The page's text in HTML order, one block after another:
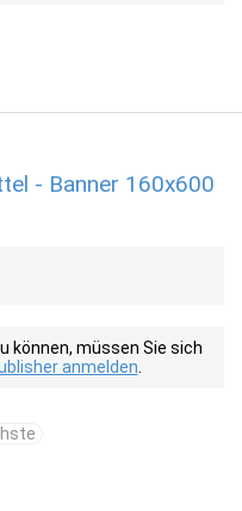
- Banner 160x600
können, müssen Sie sich
anmelden